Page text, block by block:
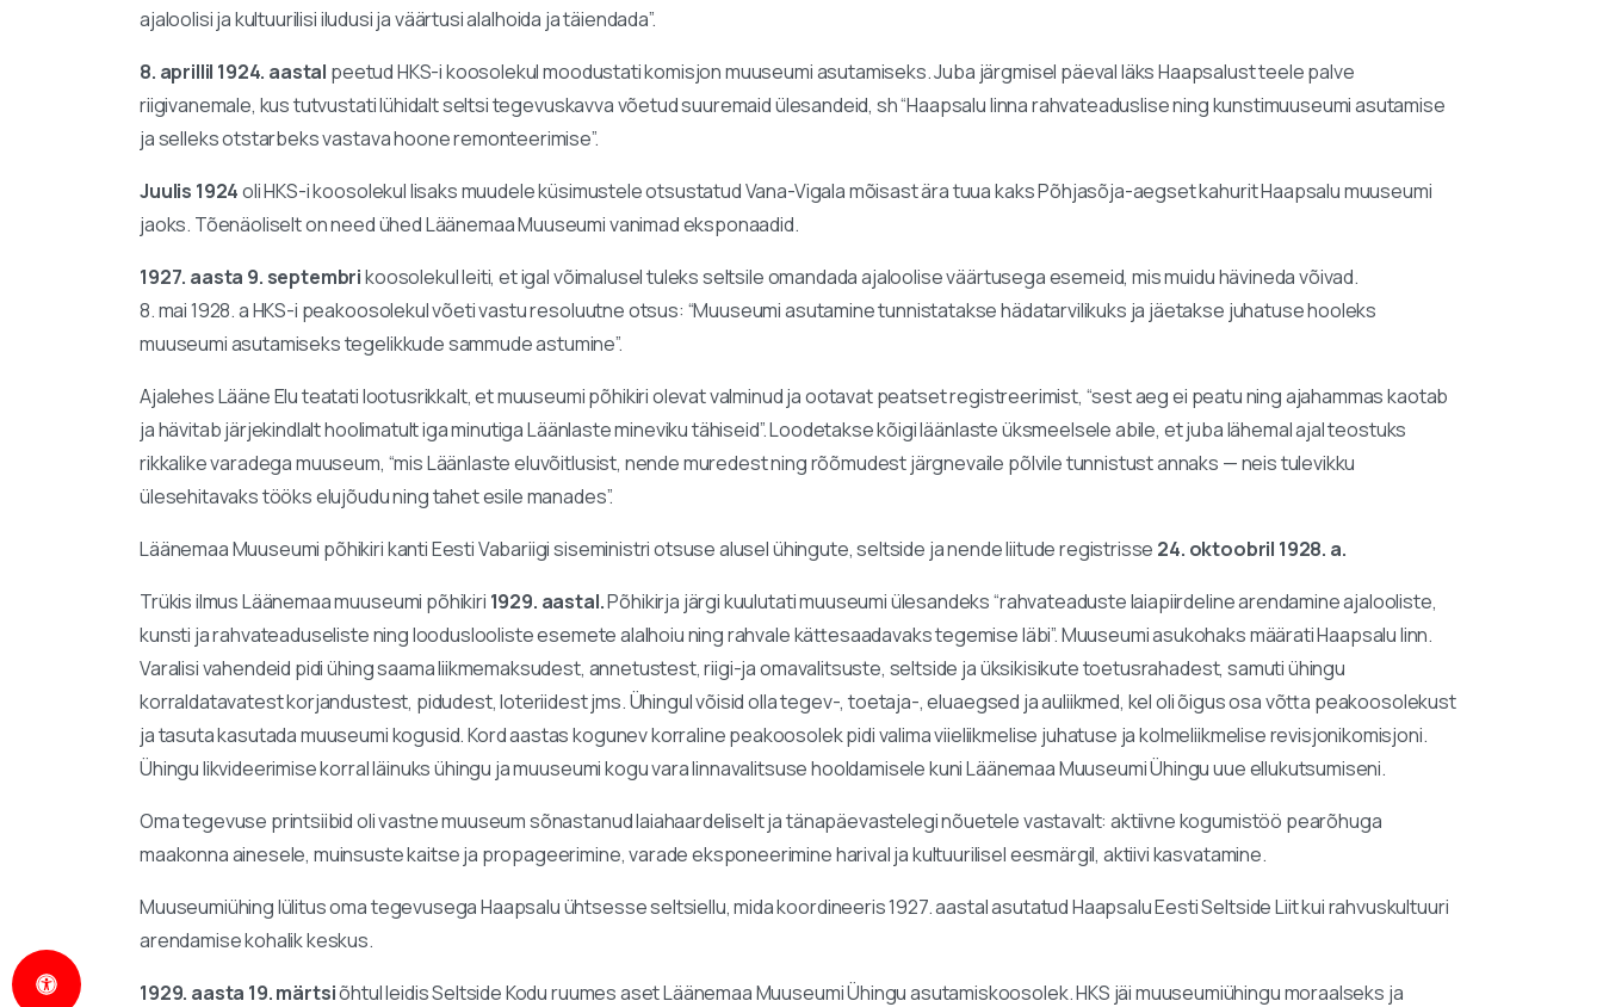
ajaloolisi ja kultuurilisi iludusi ja väärtusi alalhoida ja täiendada”.
8. aprillil 1924. aastal peetud HKS-i koosolekul moodustati komisjon muuseumi asutamiseks. Juba järgmisel päeval läks Haapsalust teele palve
riigivanemale, kus tutvustati lühidalt seltsi tegevuskavva võetud suuremaid ülesandeid, sh “Haapsalu linna rahvateaduslise ning kunstimuuseumi asutamise
ja selleks otstarbeks vastava hoone remonteerimise”.
Juulis 1924oli HKS-i koosolekul lisaks muudele küsimustele otsustatud Vana-Vigala mõisast ära tuua kaks Põhjasõja-aegset kahurit Haapsalu muuseumi
jaoks. Tõenäoliselt on need ühed Läänemaa Muuseumi vanimad eksponaadid.
1927. aasta 9. septembrikoosolekul leiti, et igal võimalusel tuleks seltsile omandada ajaloolise väärtusega esemeid, mis muidu hävineda võivad.
8. mai 1928. а HKS-i peakoosolekul võeti vastu resoluutne otsus: “Muuseumi asutamine tunnistatakse hädatarvilikuks ja jäetakse juhatuse hooleks
muuseumi asutamiseks tegelikkude sammude astumine”.
Ajalehes Lääne Elu teatati lootusrikkalt, et muuseumi põhikiri olevat valminud ja ootavat peatset registreerimist, “sest aeg ei peatu ning ajahammas kaotab
ja hävitab järjekindlalt hoolimatult iga minutiga Läänlaste mineviku tähiseid”. Loodetakse kõigi läänlaste üksmeelsele abile, et juba lähemal ajal teostuks
rikkalike varadega muuseum, “mis Läänlaste eluvõitlusist, nende muredest ning rõõmudest järgnevaile põlvile tunnistust annaks — neis tulevikku
ülesehitavaks tööks elujõudu ning tahet esile manades”.
Läänemaa Muuseumi põhikiri kanti Eesti Vabariigi siseministri otsuse alusel ühingute, seltside ja nende liitude registrisse 24. oktoobril 1928. a.
Trükis ilmus Läänemaa muuseumi põhikiri 1929. aastal.Põhikirja järgi kuulutati muuseumi ülesandeks “rahvateaduste laiapiirdeline arendamine ajalooliste,
kunsti ja rahvateaduseliste ning looduslooliste esemete alalhoiu ning rahvale kättesaadavaks tegemise läbi”. Muuseumi asukohaks määrati Haapsalu linn.
Varalisi vahendeid pidi ühing saama liikmemaksudest, annetustest, riigi-ja omavalitsuste, seltside ja üksikisikute toetusrahadest, samuti ühingu
korraldatavatest korjandustest, pidudest, loteriidest jms. Ühingul võisid olla tegev-, toetaja-, eluaegsed ja auliikmed, kel oli õigus osa võtta peakoosolekust
ja tasuta kasutada muuseumi kogusid. Kord aastas kogunev korraline peakoosolek pidi valima viieliikmelise juhatuse ja kolmeliikmelise revisjonikomisjoni.
Ühingu likvideerimise korral läinuks ühingu ja muuseumi kogu vara linnavalitsuse hooldamisele kuni Läänemaa Muuseumi Ühingu uue ellukutsumiseni.
Oma tegevuse printsiibid oli vastne muuseum sõnastanud laiahaardeliselt ja tänapäevastelegi nõuetele vastavalt: aktiivne kogumistöö pearõhuga
maakonna ainesele, muinsuste kaitse ja propageerimine, varade eksponeerimine harival ja kultuurilisel eesmärgil, aktiivi kasvatamine.
Muuseumiühing lülitus oma tegevusega Haapsalu ühtsesse seltsiellu, mida koordineeris 1927. aastal asutatud Haapsalu Eesti Seltside Liit kui rahvuskultuuri
arendamise kohalik keskus.
1929. aasta 19. märtsiõhtul leidis Seltside Kodu ruumes aset Läänemaa Muuseumi Ühingu asutamiskoosolek. HKS jäi muuseumiühingu moraalseks ja